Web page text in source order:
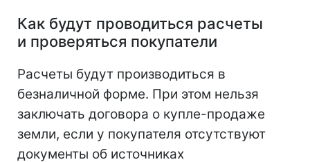
Как будут проводиться расчеты
и проверяться покупатели
Расчеты будут производиться в
безналичной форме. При этом нельзя
заключать договора о купле-продаже
земли, если у покупателя отсутствуют
документы об источниках